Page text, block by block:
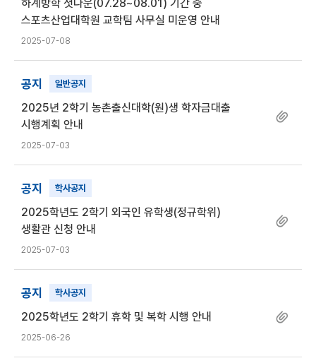
하계방학 셧다운(07.28~08.01) 기간 중
스포츠산업대학원 교학팀 사무실 미운영 안내
2025-07-08
공지 일반공지
2025년 2학기 농촌출신대학(원)생 학자금대출
시행계획 안내
2025-07-03
공지 학사공지
2025학년도 2학기 외국인 유학생(정규학위)
생활관 신청 안내
2025-07-03
공지 학사공지
2025학년도 2학기 휴학 및 복학 시행 안내
2025-06-26